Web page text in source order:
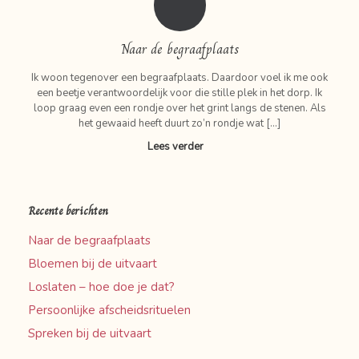
Naar de begraafplaats
Ik woon tegenover een begraafplaats. Daardoor voel ik me ook
een beetje verantwoordelijk voor die stille plek in het dorp. Ik
loop graag even een rondje over het grint langs de stenen. Als
het gewaaid heeft duurt zo’n rondje wat […]
Lees verder
Recente berichten
Naar de begraafplaats
Bloemen bij de uitvaart
Loslaten – hoe doe je dat?
Persoonlijke afscheidsrituelen
Spreken bij de uitvaart